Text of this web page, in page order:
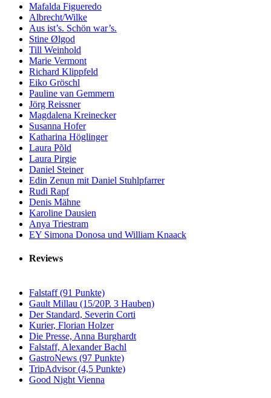
Mafalda Figueredo
Albrecht/Wilke
Aus ist’s. Schön war’s.
Stine Ølgod
Till Weinhold
Marie Vermont
Richard Klippfeld
Eiko Gröschl
Pauline van Gemmern
Jörg Reissner
Magdalena Kreinecker
Susanna Hofer
Katharina Höglinger
Laura Põld
Laura Pirgie
Daniel Steiner
Edin Zenun mit Daniel Stuhlpfarrer
Rudi Rapf
Denis Mähne
Karoline Dausien
Anya Triestram
EY Simona Donosa und William Knaack
Reviews
Falstaff (91 Punkte)
Gault Millau (15/20P. 3 Hauben)
Der Standard, Severin Corti
Kurier, Florian Holzer
Die Presse, Anna Burghardt
Falstaff, Alexander Bachl
GastroNews (97 Punkte)
TripAdvisor (4,5 Punkte)
Good Night Vienna